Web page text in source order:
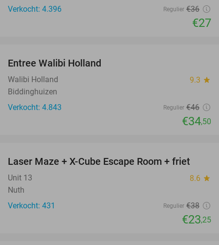
Verkocht: 4.396
Regulier €36
€27
Entree Walibi Holland
Walibi Holland 9.3 star
Biddinghuizen
Verkocht: 4.843
Regulier €46
€34,50
39%
Laser Maze + X-Cube Escape Room + friet
Unit 13 8.6 star
Nuth
Verkocht: 431
Regulier €38
€23,25